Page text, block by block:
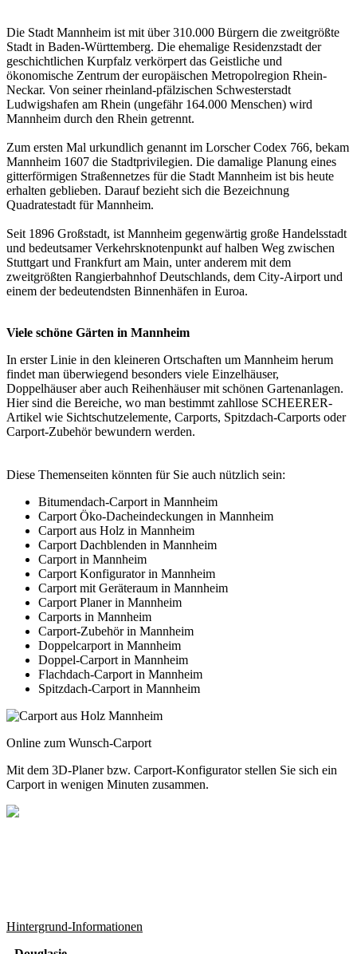
Die Stadt Mannheim ist mit über 310.000 Bürgern die zweitgrößte
Stadt in Baden-Württemberg. Die ehemalige Residenzstadt der
geschichtlichen Kurpfalz verkörpert das Geistliche und
ökonomische Zentrum der europäischen Metropolregion Rhein-
Neckar. Von seiner rheinland-pfälzischen Schwesterstadt
Ludwigshafen am Rhein (ungefähr 164.000 Menschen) wird
Mannheim durch den Rhein getrennt.
Zum ersten Mal urkundlich genannt im Lorscher Codex 766, bekam
Mannheim 1607 die Stadtprivilegien. Die damalige Planung eines
gitterförmigen Straßennetzes für die Stadt Mannheim ist bis heute
erhalten geblieben. Darauf bezieht sich die Bezeichnung
Quadratestadt für Mannheim.
Seit 1896 Großstadt, ist Mannheim gegenwärtig große Handelsstadt
und bedeutsamer Verkehrsknotenpunkt auf halben Weg zwischen
Stuttgart und Frankfurt am Main, unter anderem mit dem
zweitgrößten Rangierbahnhof Deutschlands, dem City-Airport und
einem der bedeutendsten Binnenhäfen in Euroa.
Viele schöne Gärten in Mannheim
In erster Linie in den kleineren Ortschaften um Mannheim herum
findet man überwiegend besonders viele Einzelhäuser,
Doppelhäuser aber auch Reihenhäuser mit schönen Gartenanlagen.
Hier sind die Bereiche, wo man bestimmt zahllose SCHEERER-
Artikel wie Sichtschutzelemente, Carports, Spitzdach-Carports oder
Carport-Zubehör bewundern werden.
Diese Themenseiten könnten für Sie auch nützlich sein:
Bitumendach-Carport in Mannheim
Carport Öko-Dacheindeckungen in Mannheim
Carport aus Holz in Mannheim
Carport Dachblenden in Mannheim
Carport in Mannheim
Carport Konfigurator in Mannheim
Carport mit Geräteraum in Mannheim
Carport Planer in Mannheim
Carports in Mannheim
Carport-Zubehör in Mannheim
Doppelcarport in Mannheim
Doppel-Carport in Mannheim
Flachdach-Carport in Mannheim
Spitzdach-Carport in Mannheim
Online zum Wunsch-Carport
Mit dem 3D-Planerbzw. Carport-Konfiguratorstellen Sie sich ein
Carport in wenigen Minuten zusammen.
Hintergrund-Informationen